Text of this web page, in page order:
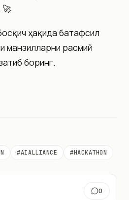
🚀
ҳақида батафсил
манзилларни расмий
боринг.
#AIALLIANCE #HACKATHON
0